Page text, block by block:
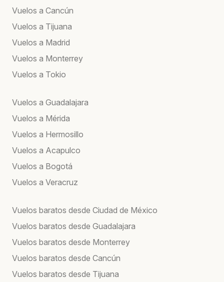
Vuelos a Cancún
Vuelos a Tijuana
Vuelos a Madrid
Vuelos a Monterrey
Vuelos a Tokio
Vuelos a Guadalajara
Vuelos a Mérida
Vuelos a Hermosillo
Vuelos a Acapulco
Vuelos a Bogotá
Vuelos a Veracruz
Vuelos baratos desde Ciudad de México
Vuelos baratos desde Guadalajara
Vuelos baratos desde Monterrey
Vuelos baratos desde Cancún
Vuelos baratos desde Tijuana